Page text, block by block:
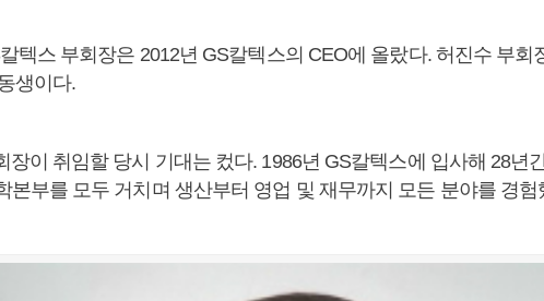
텍스 부회장은 2012년 GS칼텍스의 CEO에 올랐다. 허진수 부회
생이다.
장이 취임할 당시 기대는 컸다. 1986년 GS칼텍스에 입사해 28년
본부를 모두 거치며 생산부터 영업 및 재무까지 모든 분야를 경